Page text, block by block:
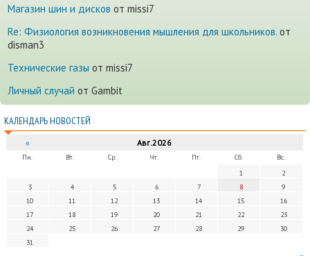
Магазин шин и дисков от missi7
Re: Физиология возникновения мышления для школьников. от
disman3
Технические газы от missi7
Личный случай от Gambit
КАЛЕНДАРЬ НОВОСТЕЙ
« Авг.2026
Пн. Вт. Ср. Чт. Пт. Сб.
Вс.
1
2
3
4 5 6 7 8
9
10
11 12 13 14 15
16
17
18 19 20 21 22
23
24
25 26 27 28 29
30
31